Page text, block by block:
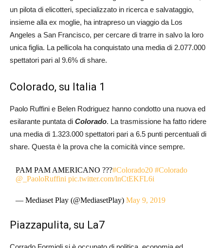
un pilota di elicotteri, specializzato in ricerca e salvataggio,
insieme alla ex moglie, ha intrapreso un viaggio da Los
Angeles a San Francisco, per cercare di trarre in salvo la loro
unica figlia. La pellicola ha conquistato una media di 2.077.000
spettatori pari al 9.6% di share.
Colorado, su Italia 1
Paolo Ruffini e Belen Rodriguez hanno condotto una nuova ed
esilarante puntata di Colorado. La trasmissione ha fatto ridere
una media di 1.323.000 spettatori pari a 6.5 punti percentuali di
share. Questa è la prova che la comicità vince sempre.
PAM PAM AMERICANO ???#Colorado20 #Colorado
@_PaoloRuffini pic.twitter.com/lnCtEKFL6i
— Mediaset Play (@MediasetPlay)May 9, 2019
Piazzapulita, su La7